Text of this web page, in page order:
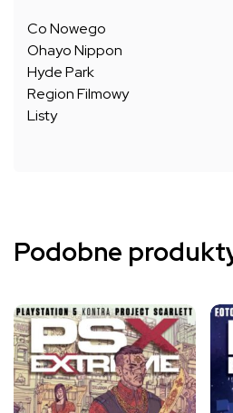
Co Nowego
Ohayo Nippon
Hyde Park
Region Filmowy
Listy
Podobne
Ten
produkt
ma
wiele
ma